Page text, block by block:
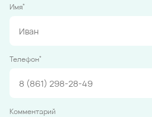
Имя*
Телефон*
Комментарий